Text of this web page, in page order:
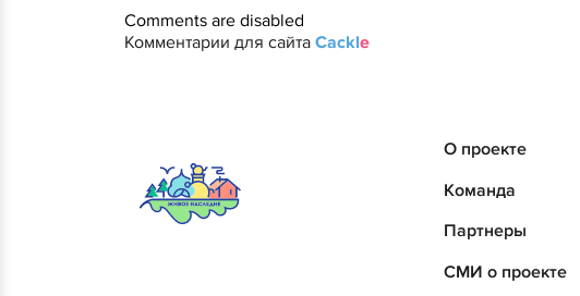
Comments are disabled
Комментарии для сайта Cackle
О проекте
Команда
Партнеры
СМИ о проекте